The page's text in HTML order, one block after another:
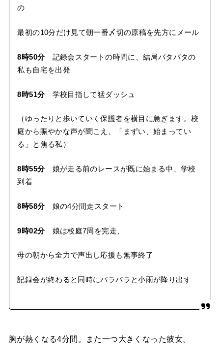
の
最初の10分だけ見て朝一番〆切の原稿を先方にメール
8時50分 記録会スタートの時間に、結局バタバタの
私も自宅を出発
8時51分 学校目指して猛ダッシュ
（ゆったりと歩いていく保護者を横目に急ぎます。校
庭から賑やかな声が聞こえ、「まずい、始まってい
る」と焦る私）
8時55分 娘が走る前のレースが既に始まる中、学校
到着
8時58分 娘の4分間走スタート
9時02分 娘は校庭7周を完走、
母の朝から全力で声出し応援も無事終了
記録会が終わると同時にパラパラと小雨が降り出す
胸が熱くなる4分間。また一つ大きくなった彼女。